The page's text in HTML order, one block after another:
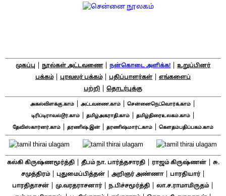
முகப்பு நூல்கள் அட்டவணை| நன்கொடை அளிக்க!
உறுப்பினர்
பக்கம்| புரவலர் பக்கம்| பதிப்பாளர்கள்
எங்களைப்
பற்றி
தொடர்புக்கு
அகல்விளக்கு.காம் அட்டவணை.காம் சென்னைநெட்வொர்க்.காம்
டிரிப்டிராவல்டூர்.காம்| தமிழ்அகராதி.காம்| தமிழ்திரைஉலகம்.காம்|
தேவிஸ்கார்னர்.காம் தரணிஷ்.இன்| தரணிஷ்மார்ட்.காம் கௌதம்பதிப்பகம்.காம்
கல்கி கிருஷ்ணமூர்த்தி| தீபம் நா. பார்த்தசாரதி| ராஜம் கிருஷ்ணன்|
சு.
சமுத்திரம்| புதுமைப்பித்தன்| அறிஞர் அண்ணா| பாரதியார்|
பாரதிதாசன் மு.வரதராசனார்| ந.பிச்சமூர்த்தி லா.ச.ராமாமிருதம்|